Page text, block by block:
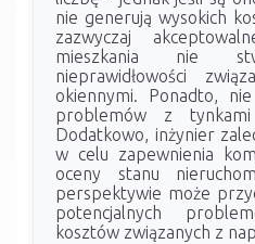
nie generują wysokich
zazwyczaj
mieszkania nie
nieprawidłowości
okiennymi. Ponadto,
problemów z tynkami
Dodatkowo, inżynier
w celu zapewnienia
oceny stanu
perspektywie może
potencjalnych
kosztów związanych z